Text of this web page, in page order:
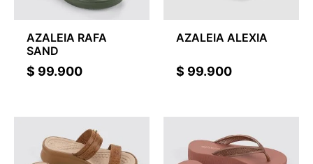
AZALEIA RAFA
SAND
$ 99.900
AZALEIA ALEXIA
$ 99.900